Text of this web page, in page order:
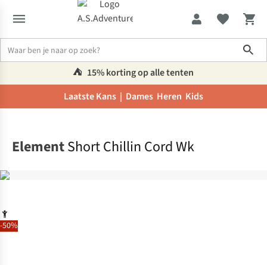
⛺️ 15% korting op alle tenten
Laatste Kans | Dames Heren Kids
-50%
ElementShort Chillin Cord Wk